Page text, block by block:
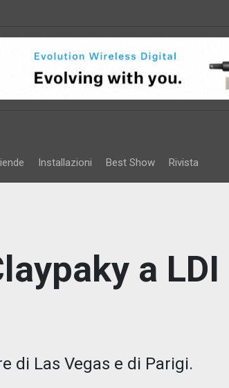
Installazioni Best Show Rivista
a LDI
di Las Vegas e di Parigi.